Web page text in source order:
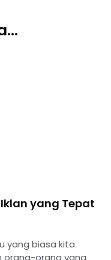
yang Tepat
yang biasa kita